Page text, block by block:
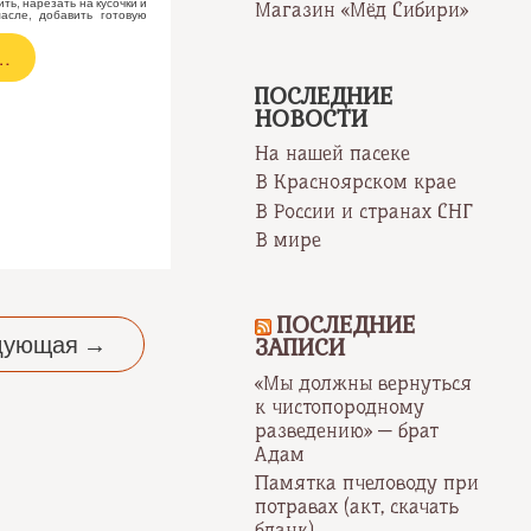
нарезать на кусочки и
добавить готовую
→
Магазин «Мёд Сибири»
ПОСЛЕДНИЕ
НОВОСТИ
На нашей пасеке
В Красноярском крае
В России и странах СНГ
В мире
ПОСЛЕДНИЕ
ЗАПИСИ
«Мы должны вернуться
к чистопородному
разведению» — брат
Адам
Памятка пчеловоду при
потравах (акт, скачать